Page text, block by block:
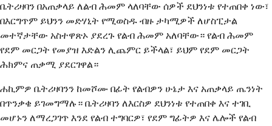
ቤትሪዛባን በአጠቃላይ ለልብ ሕመም ላለባቸው ሰዎች ደህንነቱ የተጠበቀ ነው፣
በእርግጥም ይህንን መድሃኒት የሚወስዱ ብዙ ታካሚዎች ለሆስፒታል
መተኛታቸው አስተዋጽኦ ያደረጉ የልብ ሕመም አለባቸው። የልብ ሕመም
የደም መርጋት የመያዝ እድልን ሊጨምር ይችላል፣ ይህም የደም መርጋት
ሕክምና ጠቃሚ ያደርገዋል።
ሐኪምዎ ቤትሪዛባንን ከመሾሙ በፊት የልብዎን ሁኔታ እና አጠቃላይ ጤንነት
በጥንቃቄ ይገመግማሉ። ቤትሪዛባን ለእርስዎ ደህንነቱ የተጠበቀ እና ተገቢ
መሆኑን ለማረጋገጥ እንደ የልብ ተግባርዎ፣ የደም ግፊትዎ እና ሌሎች የልብ